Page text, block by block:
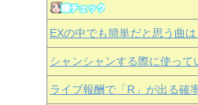
EXの中でも簡単だと思う曲は
シャンシャンする際に使って
ライブ報酬で「R」が出る確